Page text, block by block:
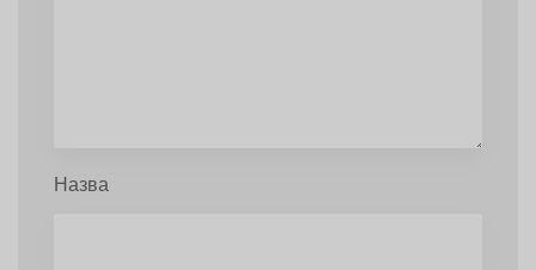
Назва